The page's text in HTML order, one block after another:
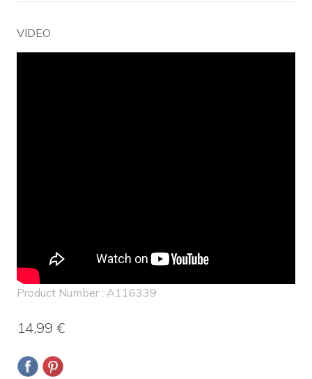
VIDEO
Product Number : A116339
14,99 €